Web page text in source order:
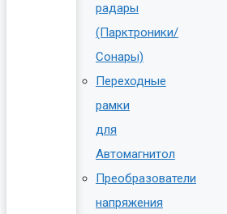
радары
(Парктроники/
Сонары)
Переходные
рамки
для
Автомагнитол
Преобразователи
напряжения